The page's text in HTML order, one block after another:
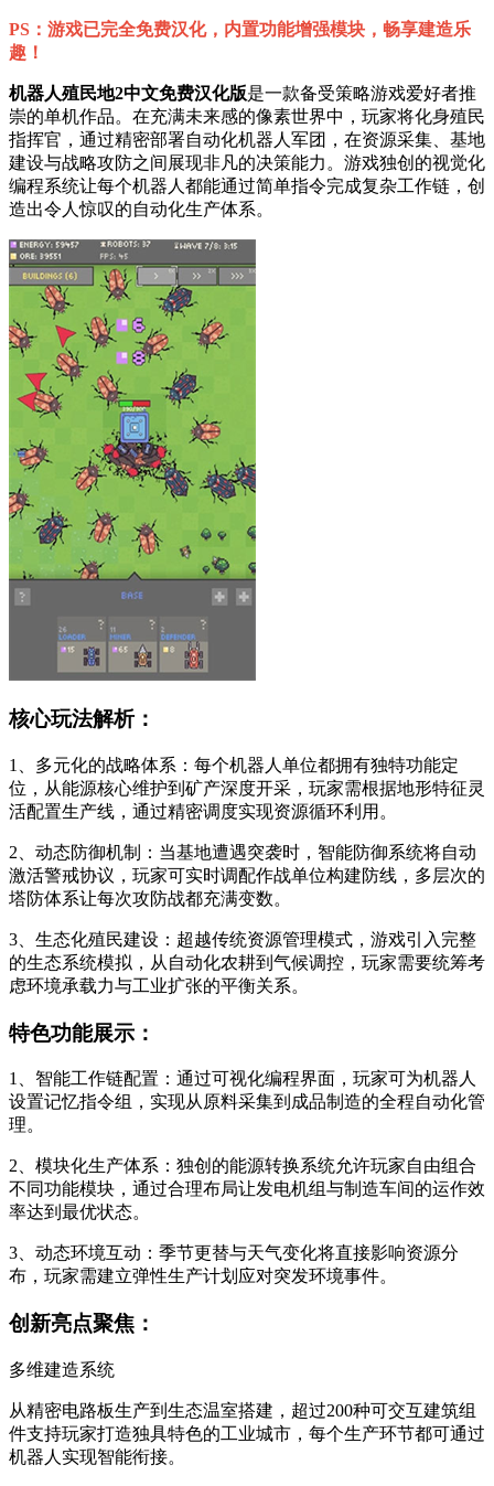
PS：游戏已完全免费汉化，内置功能增强模块，畅享建造乐
趣！
机器人殖民地2中文免费汉化版是一款备受策略游戏爱好者推
崇的单机作品。在充满未来感的像素世界中，玩家将化身殖民
指挥官，通过精密部署自动化机器人军团，在资源采集、基地
建设与战略攻防之间展现非凡的决策能力。游戏独创的视觉化
编程系统让每个机器人都能通过简单指令完成复杂工作链，创
造出令人惊叹的自动化生产体系。
核心玩法解析：
1、多元化的战略体系：每个机器人单位都拥有独特功能定
位，从能源核心维护到矿产深度开采，玩家需根据地形特征灵
活配置生产线，通过精密调度实现资源循环利用。
2、动态防御机制：当基地遭遇突袭时，智能防御系统将自动
激活警戒协议，玩家可实时调配作战单位构建防线，多层次的
塔防体系让每次攻防战都充满变数。
3、生态化殖民建设：超越传统资源管理模式，游戏引入完整
的生态系统模拟，从自动化农耕到气候调控，玩家需要统筹考
虑环境承载力与工业扩张的平衡关系。
特色功能展示：
1、智能工作链配置：通过可视化编程界面，玩家可为机器人
设置记忆指令组，实现从原料采集到成品制造的全程自动化管
理。
2、模块化生产体系：独创的能源转换系统允许玩家自由组合
不同功能模块，通过合理布局让发电机组与制造车间的运作效
率达到最优状态。
3、动态环境互动：季节更替与天气变化将直接影响资源分
布，玩家需建立弹性生产计划应对突发环境事件。
创新亮点聚焦：
多维建造系统
从精密电路板生产到生态温室搭建，超过200种可交互建筑组
件支持玩家打造独具特色的工业城市，每个生产环节都可通过
机器人实现智能衔接。